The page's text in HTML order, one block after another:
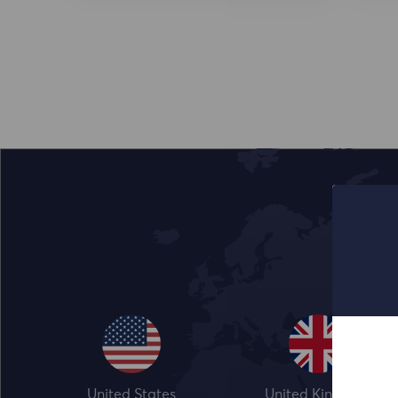
United States United Kingdom